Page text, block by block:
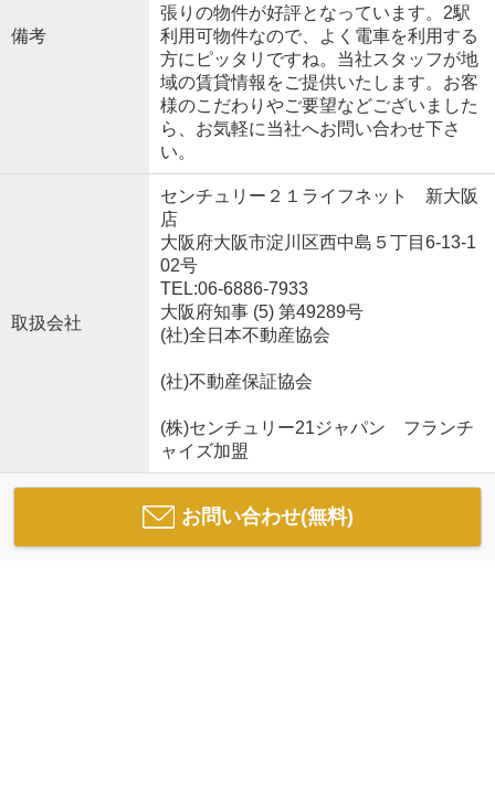
備考
張りの物件が好評となっています。2駅
利用可物件なので、よく電車を利用する
方にピッタリですね。当社スタッフが地
域の賃貸情報をご提供いたします。お客
様のこだわりやご要望などございました
ら、お気軽に当社へお問い合わせ下さ
い。
取扱会社
センチュリー２１ライフネット 新大阪
店
大阪府大阪市淀川区西中島５丁目6-13-1
02号
TEL:06-6886-7933
大阪府知事 (5) 第49289号
(社)全日本不動産協会
(社)不動産保証協会
(株)センチュリー21ジャパン フランチ
ャイズ加盟
お問い合わせ(無料)